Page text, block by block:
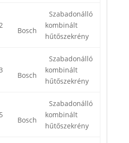
Bosch
Szabadonálló
kombinált
hűtőszekrény
Bosch
Szabadonálló
kombinált
hűtőszekrény
Bosch
Szabadonálló
kombinált
hűtőszekrény